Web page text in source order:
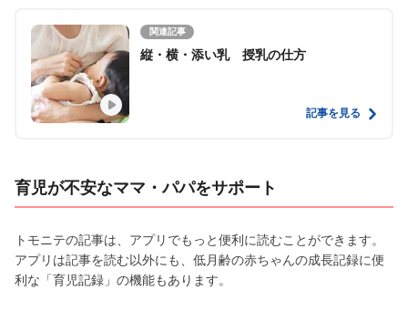
関連記事
縦・横・添い乳 授乳の仕方
記事を見る
育児が不安なママ・パパをサポート
トモニテの記事は、アプリでもっと便利に読むことができます。
アプリは記事を読む以外にも、低月齢の赤ちゃんの成長記録に便
利な「育児記録」の機能もあります。